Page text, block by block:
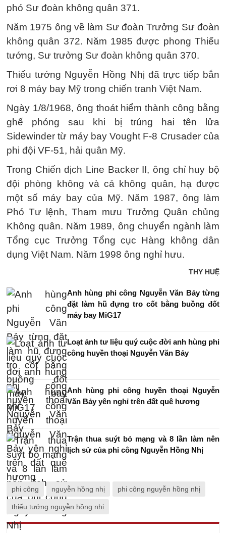
phó Sư đoàn không quân 371.
Năm 1975 ông về làm Sư đoàn Trưởng Sư đoàn
không quân 372. Năm 1985 được phong Thiếu
tướng, Sư trưởng Sư đoàn không quân 370.
Thiếu tướng Nguyễn Hồng Nhị đã trực tiếp bắn
rơi 8 máy bay Mỹ trong chiến tranh Việt Nam.
Ngày 1/8/1968, ông thoát hiểm thành công bằng
ghế phóng sau khi bị trúng hai tên lửa
Sidewinder từ máy bay Vought F-8 Crusader của
phi đội VF-51, hải quân Mỹ.
Trong Chiến dịch Line Backer II, ông chỉ huy bộ
đội phòng không và cả không quân, hạ được
một số máy bay của Mỹ. Năm 1987, ông làm
Phó Tư lệnh, Tham mưu Trưởng Quân chủng
Không quân. Năm 1989, ông chuyển ngành làm
Tổng cục Trưởng Tổng cục Hàng không dân
dụng Việt Nam. Năm 1998 ông nghỉ hưu.
THY HUỆ
Anh hùng phi công Nguyễn Văn Bảy từng
đặt làm hũ đựng tro cốt bằng buồng đốt
máy bay MiG17
Loạt ảnh tư liệu quý cuộc đời anh hùng phi
công huyền thoại Nguyễn Văn Bảy
Anh hùng phi công huyền thoại Nguyễn
Văn Bảy yên nghỉ trên đất quê hương
Trận thua suýt bỏ mạng và 8 lần làm nên
lịch sử của phi công Nguyễn Hồng Nhị
phi công nguyễn hồng nhị phi công nguyễn hồng nhị
thiếu tướng nguyễn hồng nhị